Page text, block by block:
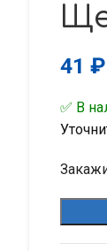
41 ₽
✅ В